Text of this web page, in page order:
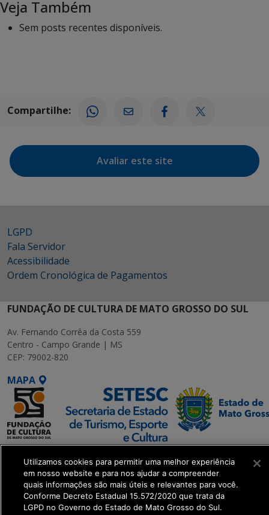
Veja Também
Sem posts recentes disponíveis.
Compartilhe:
Avaliar este site
LGPD
Fala Servidor
Acessibilidade
Ordem Cronológica de Pagamentos
FUNDAÇÃO DE CULTURA DE MATO GROSSO DO SUL
Av. Fernando Corrêa da Costa 559
Centro - Campo Grande | MS
CEP: 79002-820
MAPA
SETDIG | Secretaria-
Executiva de
Transformação Digital
Utilizamos cookies para permitir uma melhor experiência
em nosso website e para nos ajudar a compreender
quais informações são mais úteis e relevantes para você.
Conforme Decreto Estadual 15.572/2020 que trata da
LGPD no Governo do Estado de Mato Grosso do Sul.